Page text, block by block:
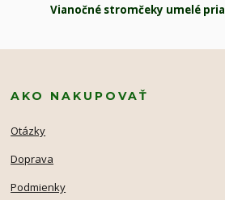
Vianočné stromčeky umelé
AKO NAKUPOVAŤ
Otázky
Doprava
Podmienky